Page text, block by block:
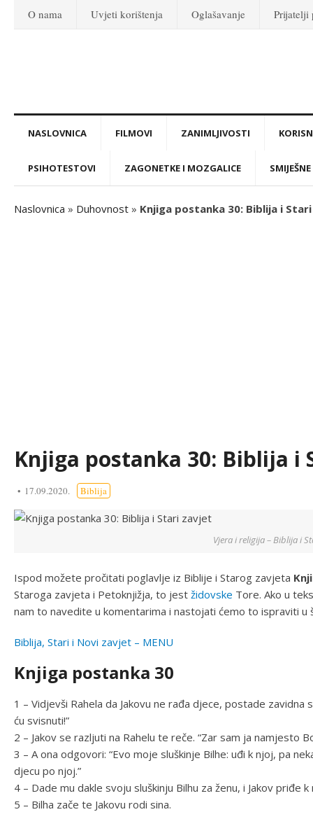
O nama Uvjeti korištenja Oglašavanje Prijatelji
NASLOVNICA FILMOVI ZANIMLJIVOSTI
PSIHOTESTOVI ZAGONETKE I MOZGALICE
Naslovnica » Duhovnost » Knjiga postanka 30: Biblija i
Knjiga postanka 30: Biblija i
17.09.2020. Biblija
Vjera i religija – Biblija i
Ispod možete pročitati poglavlje iz Biblije i Starog zavjeta
Staroga zavjeta i Petoknjižja, to jest židovske Tore. Ako u
nam to navedite u komentarima i nastojati ćemo to ispraviti u
Biblija, Stari i Novi zavjet – MENU
Knjiga postanka 30
1 – Vidjevši Rahela da Jakovu ne rađa djece, postade zavidna
ću svisnuti!”
2 – Jakov se razljuti na Rahelu te reče. “Zar sam ja namjesto
3 – A ona odgovori: “Evo moje sluškinje Bilhe: uđi k njoj, pa
djecu po njoj.”
4 – Dade mu dakle svoju sluškinju Bilhu za ženu, i Jakov priđe k
5 – Bilha zače te Jakovu rodi sina.